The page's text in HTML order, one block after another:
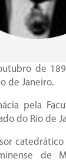
de
de Janeiro.
pela
do Rio de
catedrático
de